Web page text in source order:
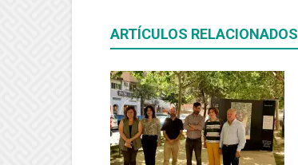
ARTÍCULOS RELACIONADOS